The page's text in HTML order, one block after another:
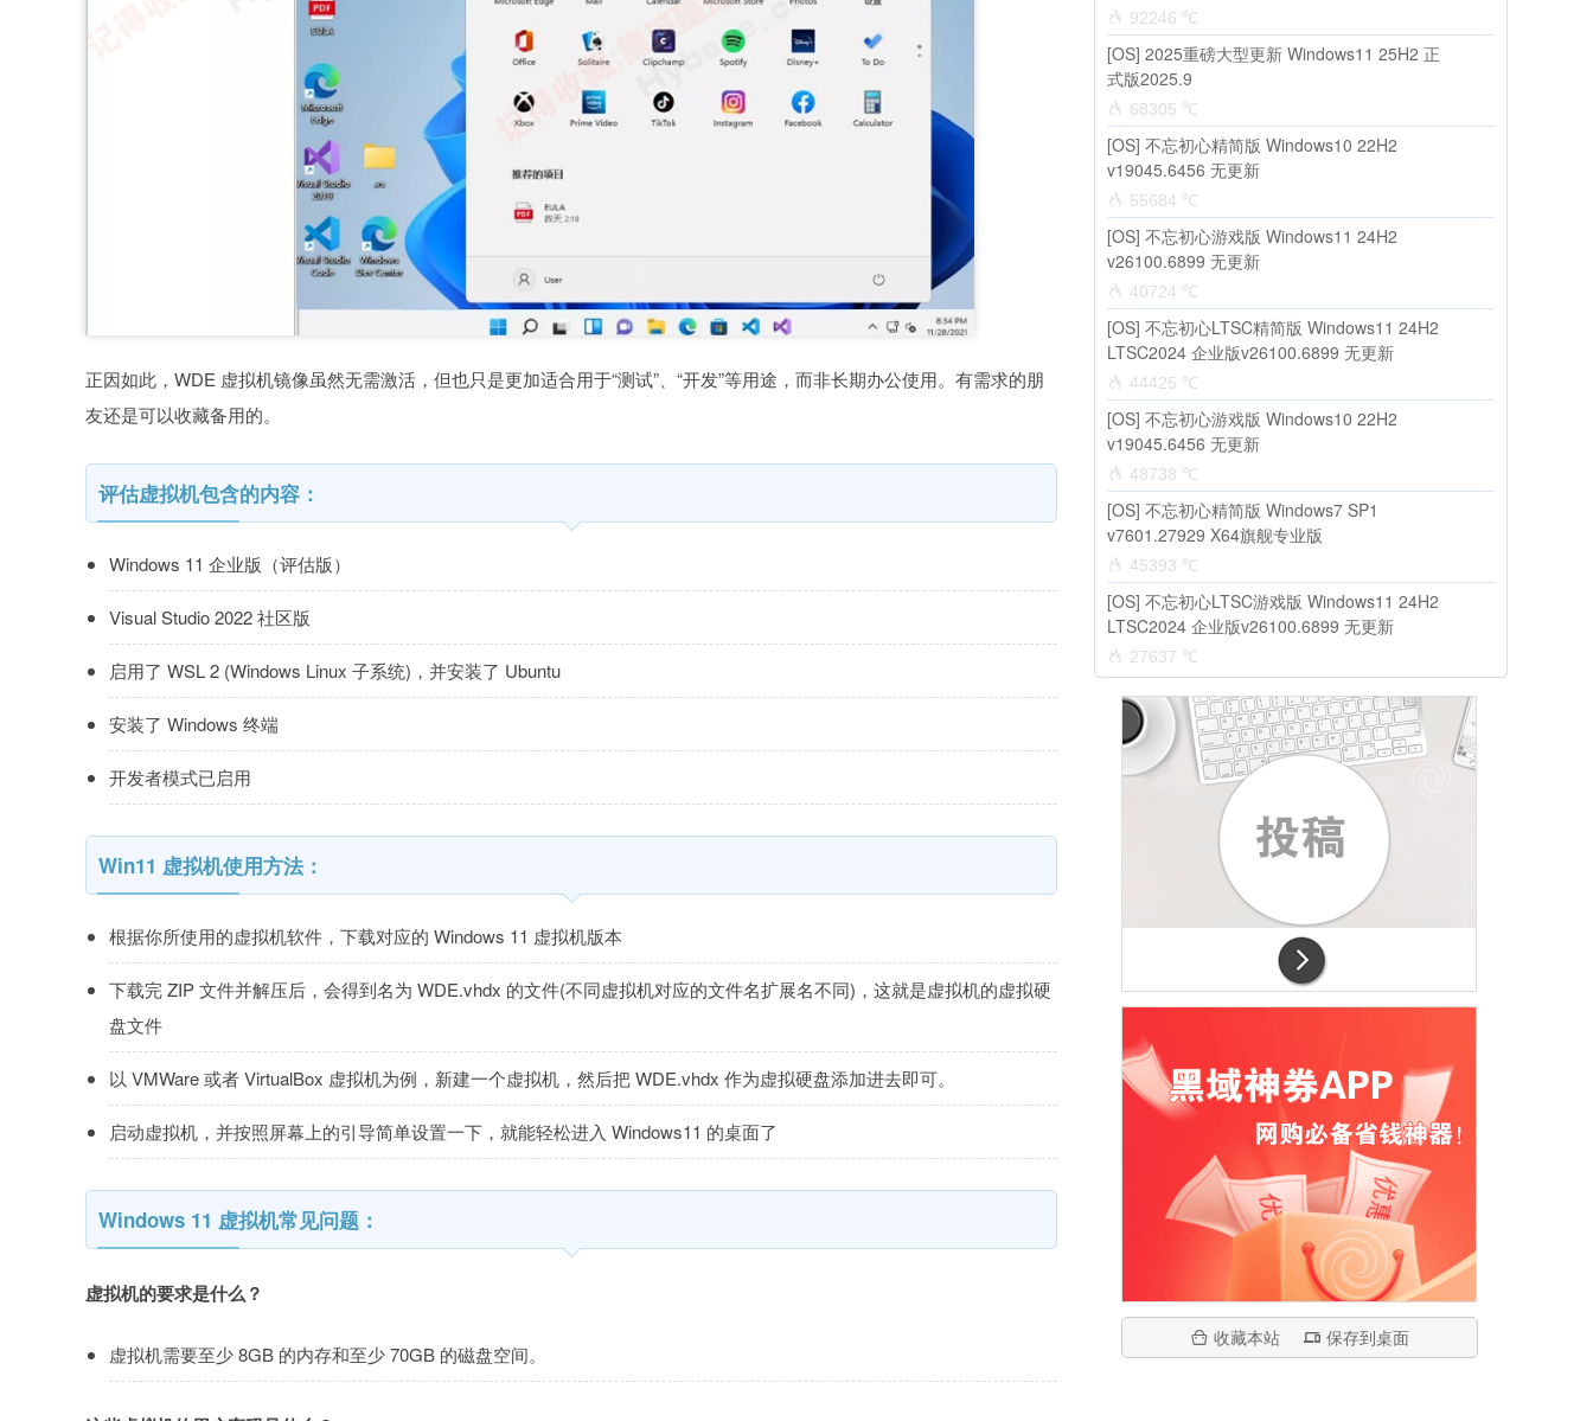
正因如此，WDE 虚拟机镜像虽然无需激活，但也只是更加适合用于“测试”、“开发”等用途，而非长期办公使用。有需求的朋
友还是可以收藏备用的。
评估虚拟机包含的内容：
Windows 11 企业版（评估版）
Visual Studio 2022 社区版
启用了 WSL 2 (Windows Linux 子系统)，并安装了 Ubuntu
安装了 Windows 终端
开发者模式已启用
Win11 虚拟机使用方法：
根据你所使用的虚拟机软件，下载对应的 Windows 11 虚拟机版本
下载完 ZIP 文件并解压后，会得到名为 WDE.vhdx 的文件(不同虚拟机对应的文件名扩展名不同)，这就是虚拟机的虚拟硬
盘文件
以 VMWare 或者 VirtualBox 虚拟机为例，新建一个虚拟机，然后把 WDE.vhdx 作为虚拟硬盘添加进去即可。
启动虚拟机，并按照屏幕上的引导简单设置一下，就能轻松进入 Windows11 的桌面了
Windows 11 虚拟机常见问题：
虚拟机的要求是什么？
虚拟机需要至少 8GB 的内存和至少 70GB 的磁盘空间。
92246 ℃
[OS] 2025重磅大型更新 Windows11 25H2 正
式版2025.9
68305 ℃
[OS] 不忘初心精简版 Windows10 22H2
v19045.6456 无更新
55684 ℃
[OS] 不忘初心游戏版 Windows11 24H2
v26100.6899 无更新
40724 ℃
[OS] 不忘初心LTSC精简版 Windows11 24H2
LTSC2024 企业版v26100.6899 无更新
44425 ℃
[OS] 不忘初心游戏版 Windows10 22H2
v19045.6456 无更新
48738 ℃
[OS] 不忘初心精简版 Windows7 SP1
v7601.27929 X64旗舰专业版
45393 ℃
[OS] 不忘初心LTSC游戏版 Windows11 24H2
LTSC2024 企业版v26100.6899 无更新
27637 ℃
收藏本站 保存到桌面